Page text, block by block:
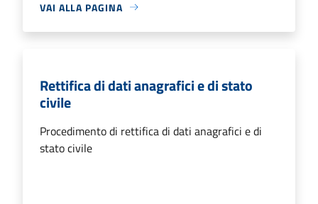
VAI ALLA PAGINA
Rettifica di dati anagrafici e di stato
civile
Procedimento di rettifica di dati anagrafici e di
stato civile